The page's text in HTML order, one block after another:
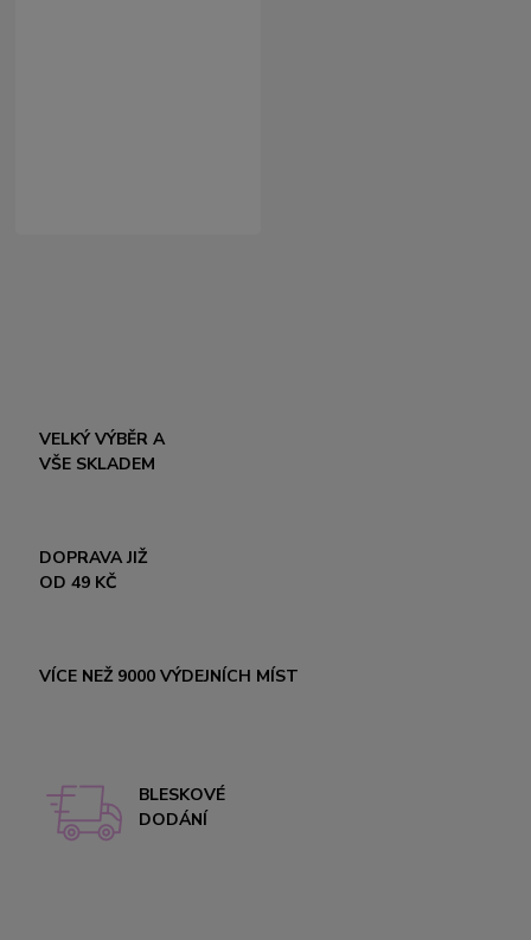
VELKÝ VÝBĚR A
VŠE SKLADEM
DOPRAVA JIŽ
OD 49 KČ
VÍCE NEŽ 9000 VÝDEJNÍCH MÍST
BLESKOVÉ
DODÁNÍ